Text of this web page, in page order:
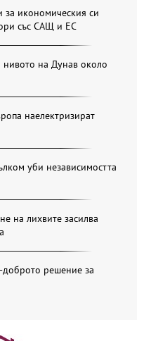
за икономическия си
със САЩ и ЕС
на Дунав около
наелектризират
уби независимостта
на лихвите засилва
доброто решение за